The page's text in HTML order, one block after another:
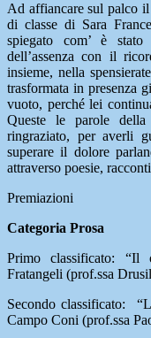
Ad affiancare sul palco
di classe di Sara
spiegato com’ è
dell’assenza con il
insieme, nella
trasformata in presenza
vuoto, perché lei
Queste le parole
ringraziato, per averli
superare il dolore
attraverso poesie,
Premiazioni
Categoria Prosa
Primo classificato: “Il
Fratangeli (prof.ssa
Secondo classificato:
Campo Coni (prof.ssa